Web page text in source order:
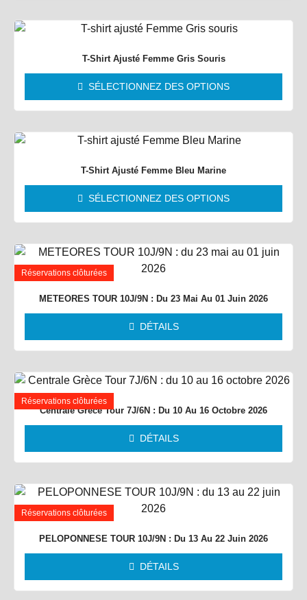
T-Shirt Ajusté Femme Gris Souris
SÉLECTIONNEZ DES OPTIONS
T-Shirt Ajusté Femme Bleu Marine
SÉLECTIONNEZ DES OPTIONS
Réservations clôturées
METEORES TOUR 10J/9N : Du 23 Mai Au 01 Juin 2026
DÉTAILS
Réservations clôturées
Centrale Grèce Tour 7J/6N : Du 10 Au 16 Octobre 2026
DÉTAILS
Réservations clôturées
PELOPONNESE TOUR 10J/9N : Du 13 Au 22 Juin 2026
DÉTAILS